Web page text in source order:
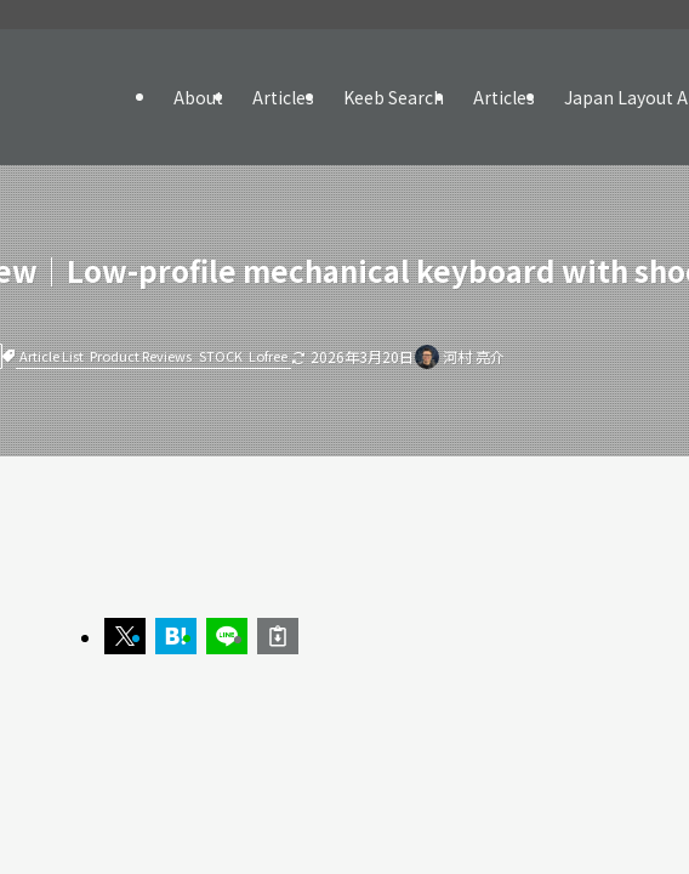
About Articles Keeb Search Articles Japan Layout
｜Low-profile mechanical keyboard with
Article List Product Reviews STOCK Lofree 2026年3月20日 河村 亮介